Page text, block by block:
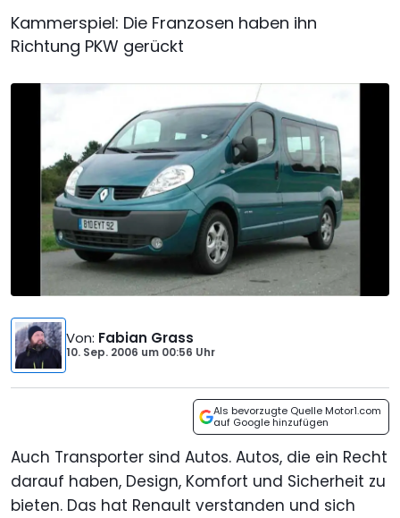
Kammerspiel: Die Franzosen haben ihn
Richtung PKW gerückt
Von: Fabian Grass
10. Sep. 2006 um 00:56 Uhr
Als bevorzugte Quelle Motor1.com
auf Google hinzufügen
Auch Transporter sind Autos. Autos, die ein Recht
darauf haben, Design, Komfort und Sicherheit zu
bieten. Das hat Renault verstanden und sich